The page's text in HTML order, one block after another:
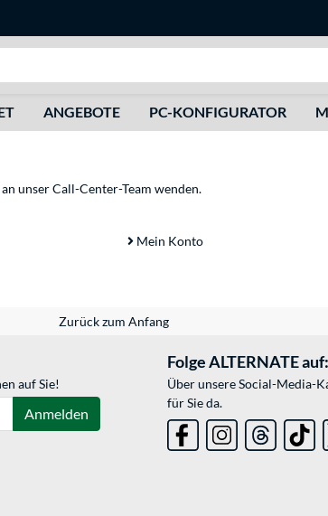
ANGEBOTE PC-KONFIGURATOR
unser Call-Center-Team wenden.
Mein Konto
Zurück zum Anfang
auf Sie!
Anmelden
Folge ALTERNATE auf:
Über unsere Social-Media-
für Sie da.